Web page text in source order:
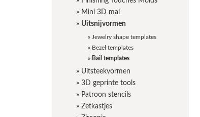
» Mini 3D mal
» Uitsnijvormen
» Jewelry shape templates
» Bezel templates
» Bail templates
» Uitsteekvormen
» 3D geprinte tools
» Patroon stencils
» Zetkastjes